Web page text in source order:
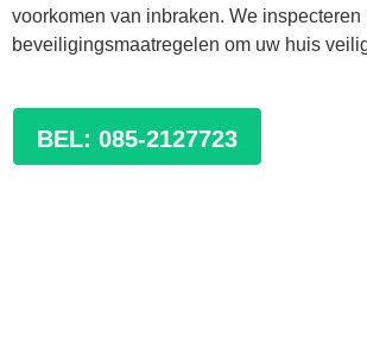
voorkomen van inbraken. We
beveiligingsmaatregelen om uw huis
BEL: 085-2127723